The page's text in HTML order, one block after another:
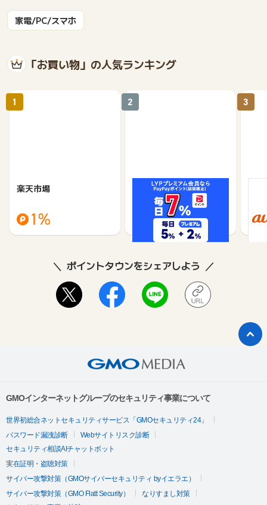
家電/PC/スマホ
「お買い物」の人気ランキング
楽天市場
1%
1
Yahoo!ショッピング
1%
2 3
ポイントタウンをシェアしよう
GMOインターネットグループのセキュリティ事業について
世界初総合ネットセキュリティサービス「GMOセキュリティ24」
パスワード漏洩診断
Webサイトリスク診断
セキュリティ相談AIチャットボット
実在証明・盗聴対策
サイバー攻撃対策（GMOサイバーセキュリティ byイエラエ）
サイバー攻撃対策（GMO Flatt Security）
なりすまし対策